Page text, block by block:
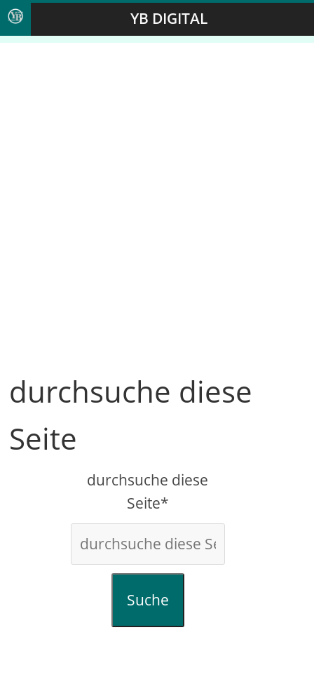
YB DIGITAL
durchsuche diese
Seite
durchsuche diese
Seite*
Suche